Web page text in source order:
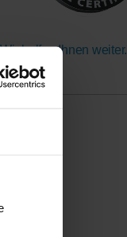
Wir helfen Ihnen weiter.
Garantiert.